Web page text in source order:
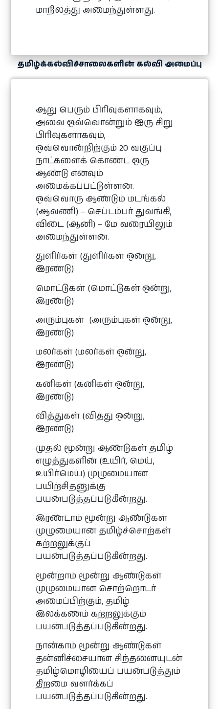
மாநிலத்து அமைந்துள்ளது.
தமிழ்க்கல்விச்சாலைகளின் கல்வி அமைப்பு
ஆறு பெரும் பிரிவுகளாகவும்,
அவை ஒவ்வொன்றும் இரு சிறு
பிரிவுகளாகவும்,
ஒவ்வொன்றிற்கும் 20 வகுப்பு
நாட்களைக் கொண்ட ஒரு
ஆண்டு எனவும்
அமைக்கப்பட்டுள்ளன.
ஒவ்வொரு ஆண்டும் மடங்கல்
(ஆவணி) – செப்டம்பர் துவங்கி,
விடை (ஆனி) – மே வரையிலும்
அமைந்துள்ளன.
துளிர்கள் (துளிர்கள் ஒன்று,
இரண்டு)
மொட்டுகள் (மொட்டுகள் ஒன்று,
இரண்டு)
அரும்புகள் (அரும்புகள் ஒன்று,
இரண்டு)
மலர்கள் (மலர்கள் ஒன்று,
இரண்டு)
கனிகள் (கனிகள் ஒன்று,
இரண்டு)
வித்துகள் (வித்து ஒன்று,
இரண்டு)
முதல் மூன்று ஆண்டுகள் தமிழ்
எழுத்துகளின் (உயிர், மெய்,
உயிர்மெய்) முழுமையான
பயிற்சிதனுக்கு
பயன்படுத்தப்படுகின்றது.
இரண்டாம் மூன்று ஆண்டுகள்
முழுமையான தமிழ்ச்சொற்கள்
கற்றலுக்குப்
பயன்படுத்தப்படுகின்றது.
மூன்றாம் மூன்று ஆண்டுகள்
முழுமையான சொற்றொடர்
அமைப்பிற்கும், தமிழ்
இலக்கணம் கற்றலுக்கும்
பயன்படுத்தப்படுகின்றது.
நான்காம் மூன்று ஆண்டுகள்
தன்னிச்சையான சிந்தனையுடன்
தமிழ்மொழியைப் பயன்படுத்தும்
திறமை வளர்க்கப்
பயன்படுத்தப்படுகின்றது.